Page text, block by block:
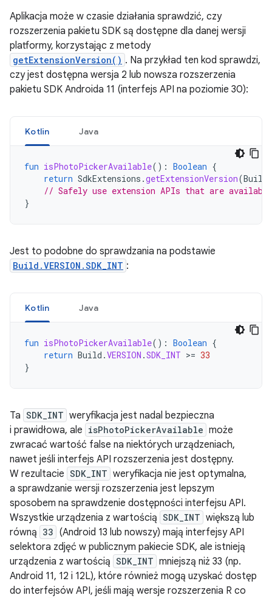
Aplikacja może w czasie działania sprawdzić, czy
rozszerzenia pakietu SDK są dostępne dla danej wersji
platformy, korzystając z metody
getExtensionVersion() . Na przykład ten kod sprawdzi,
czy jest dostępna wersja 2 lub nowsza rozszerzenia
pakietu SDK Androida 11 (interfejs API na poziomie 30):
Kotlin Java
fun isPhotoPickerAvailable(): Boolean {
return SdkExtensions .getExtensionVersion(Build
// Safely use extension APIs that are
}
Jest to podobne do sprawdzania na podstawie
Build.VERSION.SDK_INT :
Kotlin Java
fun isPhotoPickerAvailable(): Boolean {
return Build .VERSION .SDK_INT >= 33
}
Ta SDK_INT weryfikacja jest nadal bezpieczna
i prawidłowa, ale isPhotoPickerAvailable może
zwracać wartość false na niektórych urządzeniach,
nawet jeśli interfejs API rozszerzenia jest dostępny.
W rezultacie SDK_INT weryfikacja nie jest optymalna,
a sprawdzanie wersji rozszerzenia jest lepszym
sposobem na sprawdzenie dostępności interfejsu API.
Wszystkie urządzenia z wartością SDK_INT większą lub
równą 33 (Android 13 lub nowszy) mają interfejsy API
selektora zdjęć w publicznym pakiecie SDK, ale istnieją
urządzenia z wartością SDK_INT mniejszą niż 33 (np.
Android 11, 12 i 12L), które również mogą uzyskać dostęp
do interfejsów API, jeśli mają wersje rozszerzenia R co